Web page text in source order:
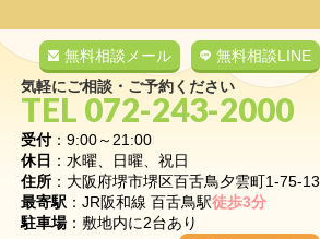
無料相談LINE
無料相談メール
気軽にご相談・ご予約ください
TEL 072-243-2000
受付：9:00～21:00
休日 ：水曜、日曜、祝日
住所 ：大阪府堺市堺区百舌鳥夕雲町1-75-13
最寄駅 ：JR阪和線 百舌鳥駅徒歩3分
駐車場：敷地内に2台あり